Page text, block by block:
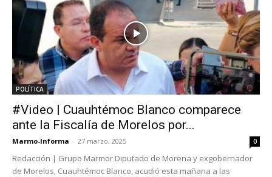
POLÍTICA
#Video | Cuauhtémoc Blanco comparece
ante la Fiscalía de Morelos por...
Marmo-Informa - 27 marzo, 2025 0
Redacción | Grupo Marmor Diputado de Morena y exgobernador
de Morelos, Cuauhtémoc Blanco, acudió esta mañana a las